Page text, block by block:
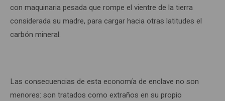
con maquinaria pesada que rompe el vientre de la tierra
considerada su madre, para cargar hacia otras latitudes el
carbón mineral.
Las consecuencias de esta economía de enclave no son
menores: son tratados como extraños en su propio